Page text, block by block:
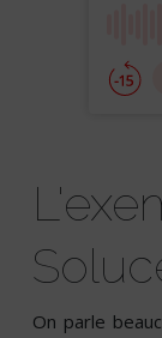
On parle